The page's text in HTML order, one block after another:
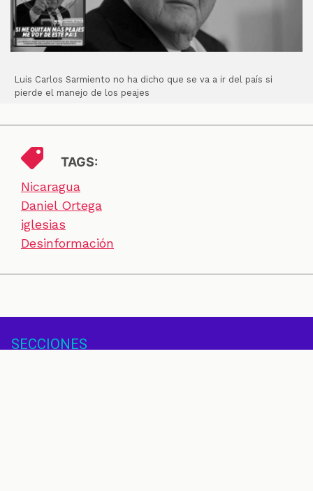
Luis Carlos Sarmiento no ha dicho que se va a ir del país si
pierde el manejo de los peajes
TAGS:
Nicaragua
Daniel Ortega
iglesias
Desinformación
SECCIONES